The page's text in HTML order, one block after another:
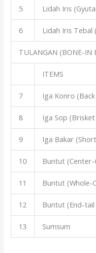
5 Lidah Iris
6 Lidah Iris Tebal
TULANGAN (BONE-IN
ITEMS
7 Iga Konro
8 Iga Sop
9 Iga Bakar
10 Buntut
11 Buntut (Whole-
12 Buntut (End-
13 Sumsum